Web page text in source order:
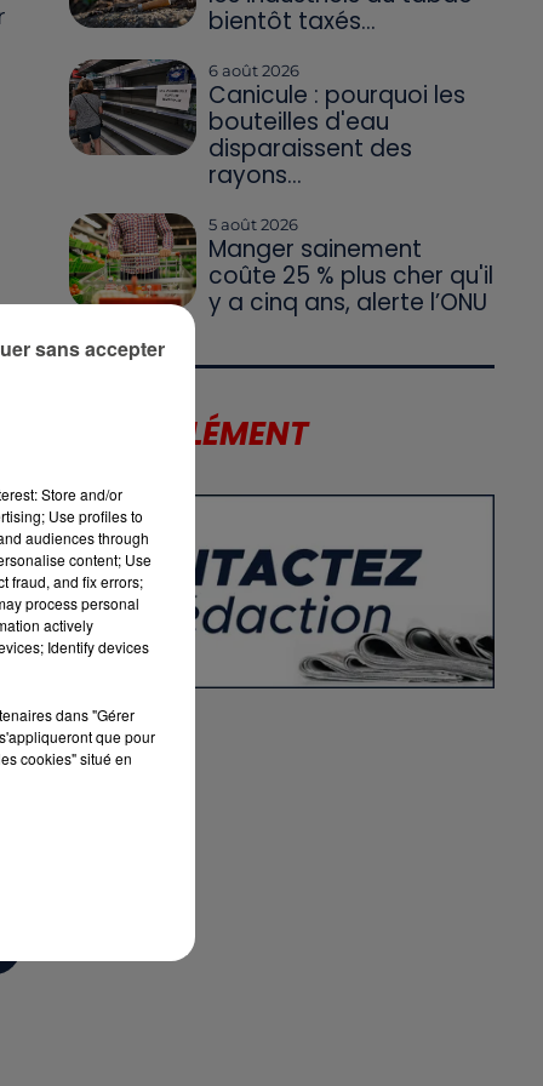
bientôt taxés...
6 août 2026
Canicule : pourquoi les
bouteilles d'eau
disparaissent des
rayons...
5 août 2026
Manger sainement
coûte 25 % plus cher qu'il
y a cinq ans, alerte l’ONU
LE SUPPLÉMENT
Store and/or
Use profiles to
audiences through
content; Use
fraud, and fix errors;
process personal
actively
Identify devices
dans "Gérer
que pour
cookies" situé en
sans accepter